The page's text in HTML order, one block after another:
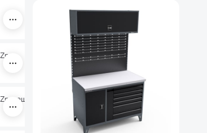
защитный экран MaxPlus